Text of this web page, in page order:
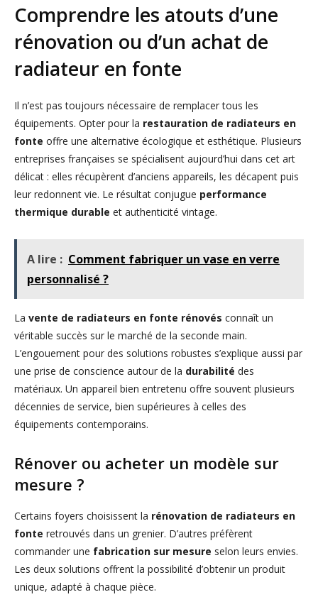
Comprendre les atouts d’une
rénovation ou d’un achat de
radiateur en fonte
Il n’est pas toujours nécessaire de remplacer tous les
équipements. Opter pour la restauration de radiateurs en
fonte offre une alternative écologique et esthétique. Plusieurs
entreprises françaises se spécialisent aujourd’hui dans cet art
délicat : elles récupèrent d’anciens appareils, les décapent puis
leur redonnent vie. Le résultat conjugue performance
thermique durable et authenticité vintage.
A lire : Comment fabriquer un vase en verre
personnalisé ?
La vente de radiateurs en fonte rénovés connaît un
véritable succès sur le marché de la seconde main.
L’engouement pour des solutions robustes s’explique aussi par
une prise de conscience autour de la durabilité des
matériaux. Un appareil bien entretenu offre souvent plusieurs
décennies de service, bien supérieures à celles des
équipements contemporains.
Rénover ou acheter un modèle sur
mesure ?
Certains foyers choisissent la rénovation de radiateurs en
fonte retrouvés dans un grenier. D’autres préfèrent
commander une fabrication sur mesure selon leurs envies.
Les deux solutions offrent la possibilité d’obtenir un produit
unique, adapté à chaque pièce.